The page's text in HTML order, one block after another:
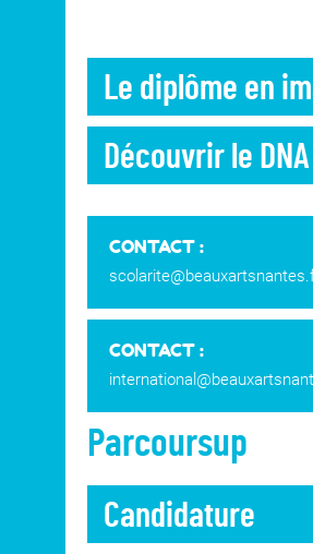
Le diplôme en
Découvrir le DNA
CONTACT :
CONTACT :
Parcoursup
Candidature